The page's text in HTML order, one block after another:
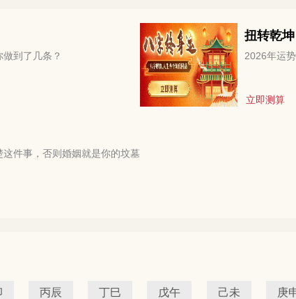
到了几条？
扭转乾
2026年运
立即测算
件事，否则婚姻就是你的坟墓
丙辰 丁巳 戊午 己未 庚